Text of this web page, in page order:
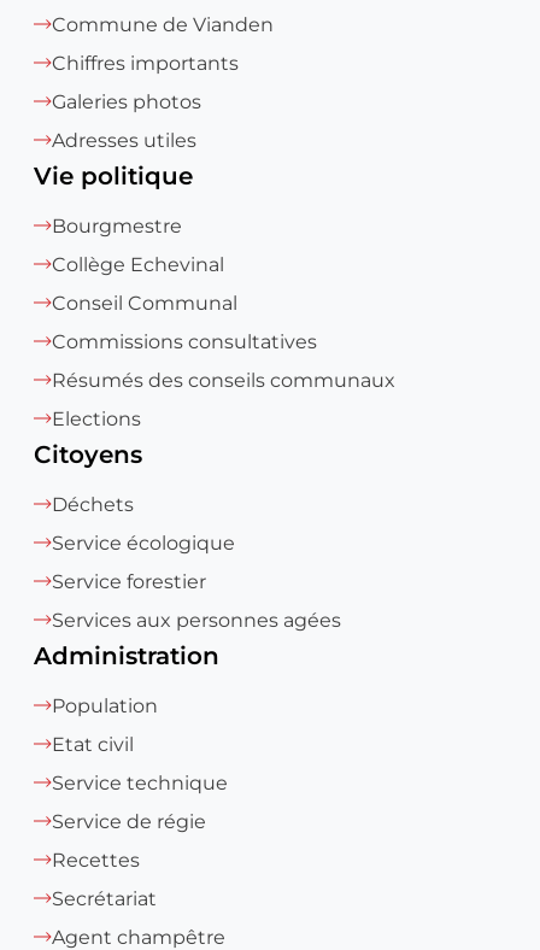
Commune de Vianden
Chiffres importants
Galeries photos
Adresses utiles
Vie politique
Bourgmestre
Collège Echevinal
Conseil Communal
Commissions consultatives
Résumés des conseils communaux
Elections
Citoyens
Déchets
Service écologique
Service forestier
Services aux personnes agées
Administration
Population
Etat civil
Service technique
Service de régie
Recettes
Secrétariat
Agent champêtre